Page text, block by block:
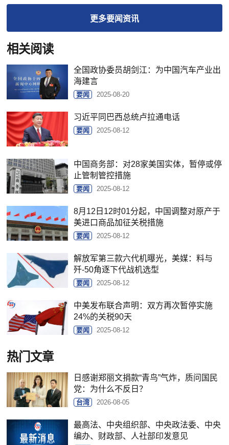
更多要闻资讯
相关阅读
全国政协委员胡剑江：为中国汽车产业出
海建言
要闻 2025-08-20
习近平同巴西总统卢拉通电话
要闻 2025-08-12
中国商务部：对28家美国实体，暂停或停
止管制管控措施
要闻 2025-08-12
8月12日12时01分起，中国调整对原产于
美进口商品加征关税措施
要闻 2025-08-12
解放军第三款六代机曝光，美媒：料与
歼-50角逐下代战机选型
要闻 2025-08-12
中美发布联合声明：双方再次暂停实施
24%的关税90天
要闻 2025-08-12
热门文章
日感谢郑丽文捐款“青鸟”气炸，质问国民
党：为什么不反日？
台湾 2026-08-05
最高法、中央组织部、中央政法委、中央
编办、财政部、人社部印发意见